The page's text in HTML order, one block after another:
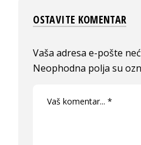
OSTAVITE KOMENTAR
Vaša adresa e-pošte
Neophodna polja su